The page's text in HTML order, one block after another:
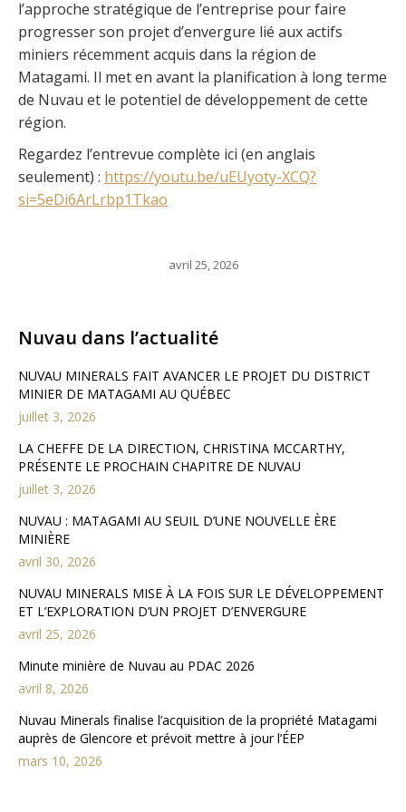
l’approche stratégique de l’entreprise pour faire
progresser son projet d’envergure lié aux actifs
miniers récemment acquis dans la région de
Matagami. Il met en avant la planification à long terme
de Nuvau et le potentiel de développement de cette
région.
Regardez l’entrevue complète ici (en anglais
seulement) : https://youtu.be/uEUyoty-XCQ?
si=5eDi6ArLrbp1Tkao
avril 25, 2026
Nuvau dans l’actualité
NUVAU MINERALS FAIT AVANCER LE PROJET DU DISTRICT
MINIER DE MATAGAMI AU QUÉBEC
juillet 3, 2026
LA CHEFFE DE LA DIRECTION, CHRISTINA MCCARTHY,
PRÉSENTE LE PROCHAIN CHAPITRE DE NUVAU
juillet 3, 2026
NUVAU : MATAGAMI AU SEUIL D’UNE NOUVELLE ÈRE
MINIÈRE
avril 30, 2026
NUVAU MINERALS MISE À LA FOIS SUR LE DÉVELOPPEMENT
ET L’EXPLORATION D’UN PROJET D’ENVERGURE
avril 25, 2026
Minute minière de Nuvau au PDAC 2026
avril 8, 2026
Nuvau Minerals finalise l’acquisition de la propriété Matagami
auprès de Glencore et prévoit mettre à jour l’ÉEP
mars 10, 2026